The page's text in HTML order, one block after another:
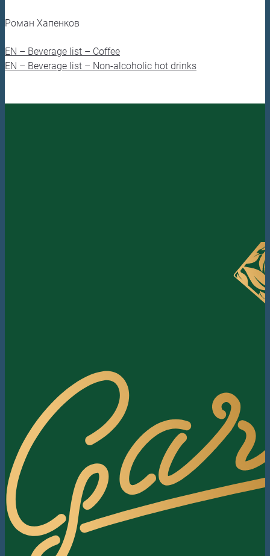
Роман Хапенков
EN – Beverage list – Coffee
EN – Beverage list – Non-alcoholic hot drinks